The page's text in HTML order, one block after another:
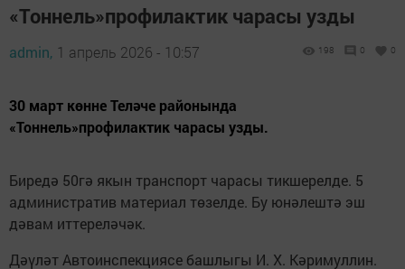
«Тоннель»профилактик чарасы узды
admin, 1 апрель 2026 - 10:57 198 0 0
30 март көнне Теләче районында
«Тоннель»профилактик чарасы узды.
Биредә 50гә якын транспорт чарасы тикшерелде. 5
административ материал төзелде. Бу юнәлештә эш
дәвам иттереләчәк.
Дәүләт Автоинспекциясе башлыгы И. Х. Кәримуллин.